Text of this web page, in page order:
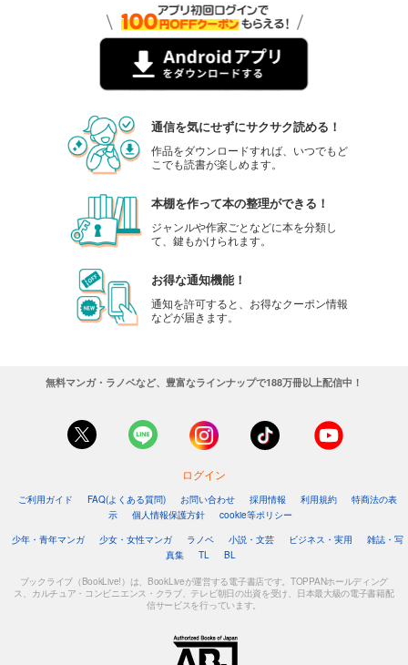
通信を気にせずにサクサク読める！
作品をダウンロードすれば、いつでもど
こでも読書が楽しめます。
本棚を作って本の整理ができる！
ジャンルや作家ごとなどに本を分類し
て、鍵もかけられます。
お得な通知機能！
通知を許可すると、お得なクーポン情報
などが届きます。
無料マンガ・ラノベなど、豊富なラインナップで188万冊以上配信中！
ログイン
ご利用ガイド FAQ(よくある質問) お問い合わせ 採用情報 利用規約
特商法の表
示
個人情報保護方針
cookie等ポリシー
少年・青年マンガ
少女・女性マンガ ラノベ 小説・文芸 ビジネス・実用
雑誌・写
真集
TL BL
ブックライブ（BookLive!）は、BookLiveが運営する電子書店です。TOPPANホールディング
ス、カルチュア・コンビニエンス・クラブ、テレビ朝日の出資を受け、日本最大級の電子書籍配
信サービスを行っています。